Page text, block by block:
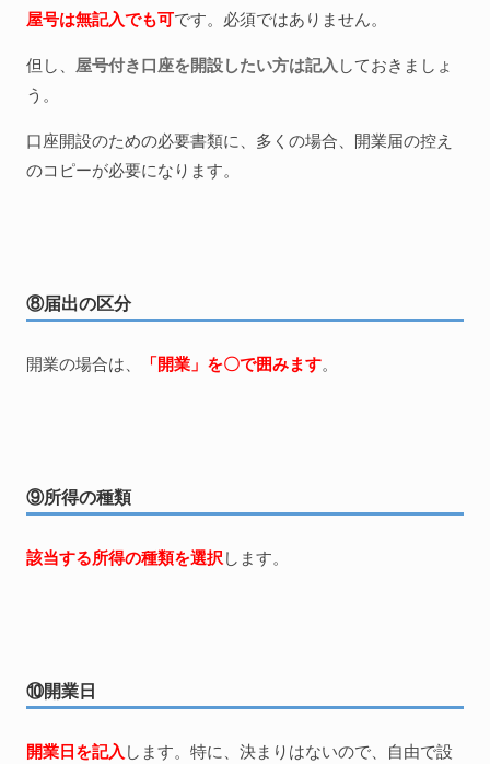
屋号は無記入でも可です。必須ではありません。
但し、 屋号付き口座を開設したい方は記入 しておきましょ
う。
口座開設のための必要書類に、多くの場合、開業届の控え
のコピーが必要になります。
⑧届出の区分
開業の場合は、 「開業」を〇で囲みます。
⑨所得の種類
該当する所得の種類を選択 します。
⑩開業日
開業日を記入 します。特に、決まりはないので、自由で設